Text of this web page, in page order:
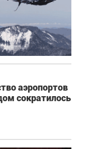
аэропортов
сократилось